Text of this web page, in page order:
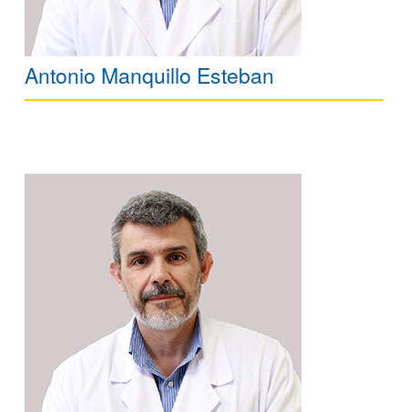
Antonio Manquillo Esteban